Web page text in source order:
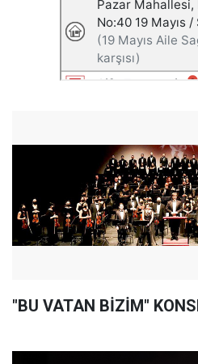
"BU VATAN BİZİM"